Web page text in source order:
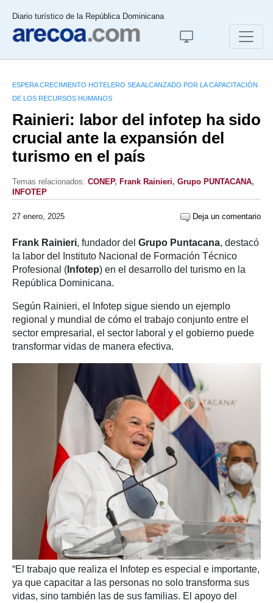
Diario turístico de la República Dominicana
ESPERA CRECIMIENTO HOTELERO SEA ALCANZADO POR LA CAPACITACIÓN
DE LOS RECURSOS HUMANOS
Rainieri: labor del infotep ha sido
crucial ante la expansión del
turismo en el país
Temas relacionados: CONEP, Frank Rainieri, Grupo PUNTACANA,
INFOTEP
27 enero, 2025 Deja un comentario
Frank Rainieri, fundador del Grupo Puntacana, destacó
la labor del Instituto Nacional de Formación Técnico
Profesional ( Infotep) en el desarrollo del turismo en la
República Dominicana.
Según Rainieri, el Infotep sigue siendo un ejemplo
regional y mundial de cómo el trabajo conjunto entre el
sector empresarial, el sector laboral y el gobierno puede
transformar vidas de manera efectiva.
“El trabajo que realiza el Infotep es especial e importante,
ya que capacitar a las personas no solo transforma sus
vidas, sino también las de sus familias. El apoyo del